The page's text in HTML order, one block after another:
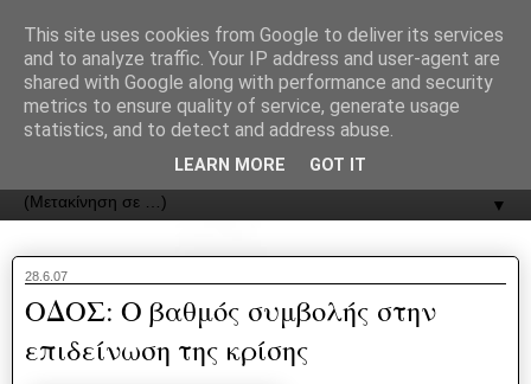
ΟΔΟΣ
▼
28.6.07
ΟΔΟΣ: Ο βαθμός συμβολής στην
επιδείνωση της κρίσης
This site uses cookies from Google to deliver its services
and to analyze traffic. Your IP address and user-agent are
shared with Google along with performance and security
metrics to ensure quality of service, generate usage
statistics, and to detect and address abuse.
LEARN MORE GOT IT